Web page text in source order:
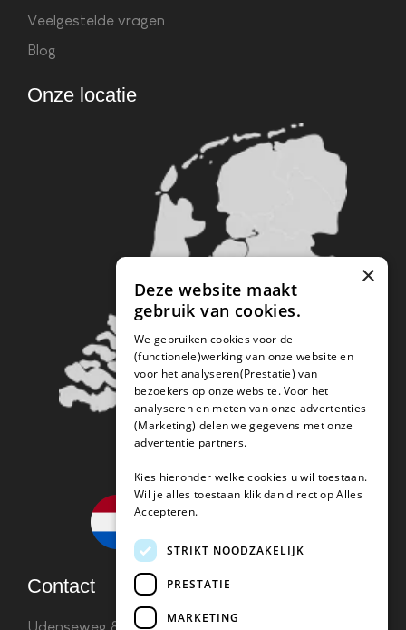
Veelgestelde vragen
Blog
Onze locatie
Contact
×
Deze website maakt
gebruik van cookies.
We gebruiken cookies voor de
(functionele)werking van onze website en
voor het analyseren(Prestatie) van
bezoekers op onze website. Voor het
analyseren en meten van onze advertenties
(Marketing) delen we gegevens met onze
advertentie partners.
Kies hieronder welke cookies u wil toestaan.
Wil je alles toestaan klik dan direct op Alles
Accepteren.
STRIKT NOODZAKELIJK
PRESTATIE
MARKETING